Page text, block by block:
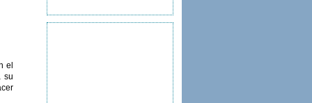
el
su